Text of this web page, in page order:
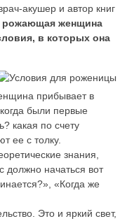
акушер и автор книг
рожающая женщина
в которых она
прибывает в
были первые
какая по счету
ее с толку.
знания,
должно начаться вот
«Когда же
Это и яркий свет,